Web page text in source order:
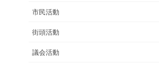
市民活動
街頭活動
議会活動